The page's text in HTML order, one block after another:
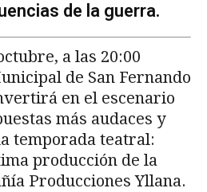
de la guerra.
a las 20:00
de San Fernando
en el escenario
más audaces y
temporada teatral:
producción de la
Producciones Yllana.